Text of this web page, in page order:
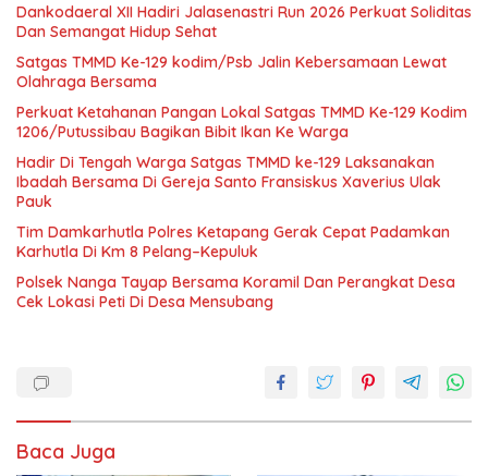
Dankodaeral XII Hadiri Jalasenastri Run 2026 Perkuat Soliditas
Dan Semangat Hidup Sehat
Satgas TMMD Ke-129 kodim/Psb Jalin Kebersamaan Lewat
Olahraga Bersama
Perkuat Ketahanan Pangan Lokal Satgas TMMD Ke-129 Kodim
1206/Putussibau Bagikan Bibit Ikan Ke Warga
Hadir Di Tengah Warga Satgas TMMD ke-129 Laksanakan
Ibadah Bersama Di Gereja Santo Fransiskus Xaverius Ulak
Pauk
Tim Damkarhutla Polres Ketapang Gerak Cepat Padamkan
Karhutla Di Km 8 Pelang–Kepuluk
Polsek Nanga Tayap Bersama Koramil Dan Perangkat Desa
Cek Lokasi Peti Di Desa Mensubang
Baca Juga